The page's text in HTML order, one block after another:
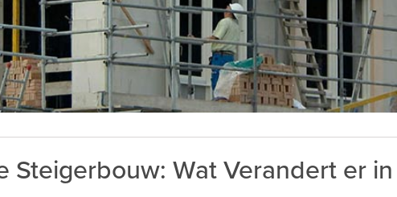
Steigerbouw: Wat Verandert er